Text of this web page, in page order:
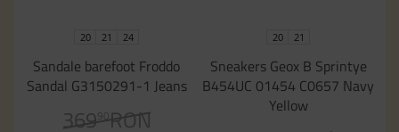
20 21 24
Sandale barefoot Froddo
Sandal G3150291-1 Jeans
369 90RON
20 21
Sneakers Geox B Sprintye
B454UC 01454 C0657 Navy
Yellow